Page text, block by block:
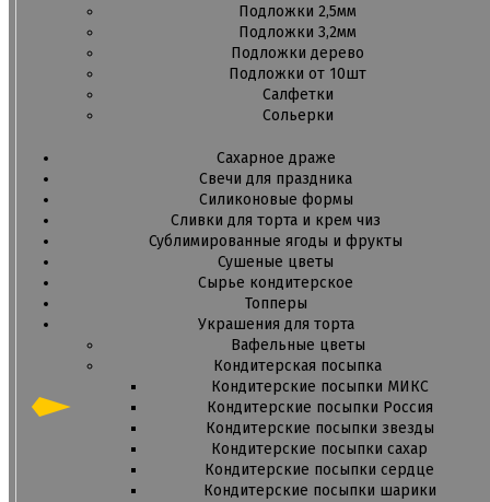
Подложки 2,5мм
Подложки 3,2мм
Подложки дерево
Подложки от 10шт
Салфетки
Сольерки
Сахарное драже
Свечи для праздника
Силиконовые формы
Сливки для торта и крем чиз
Сублимированные ягоды и фрукты
Сушеные цветы
Сырье кондитерское
Топперы
Украшения для торта
Вафельные цветы
Кондитерская посыпка
Кондитерские посыпки МИКС
Кондитерские посыпки Россия
Кондитерские посыпки звезды
Кондитерские посыпки сахар
Кондитерские посыпки сердце
Кондитерские посыпки шарики